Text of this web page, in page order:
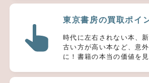
東京書房の買取ポイ
時代に左右されない本、
古い方が高い本など、意
に！書籍の本当の価値を見